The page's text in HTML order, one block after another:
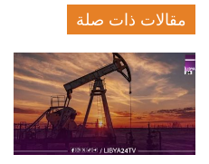
مقالات ذات صلة